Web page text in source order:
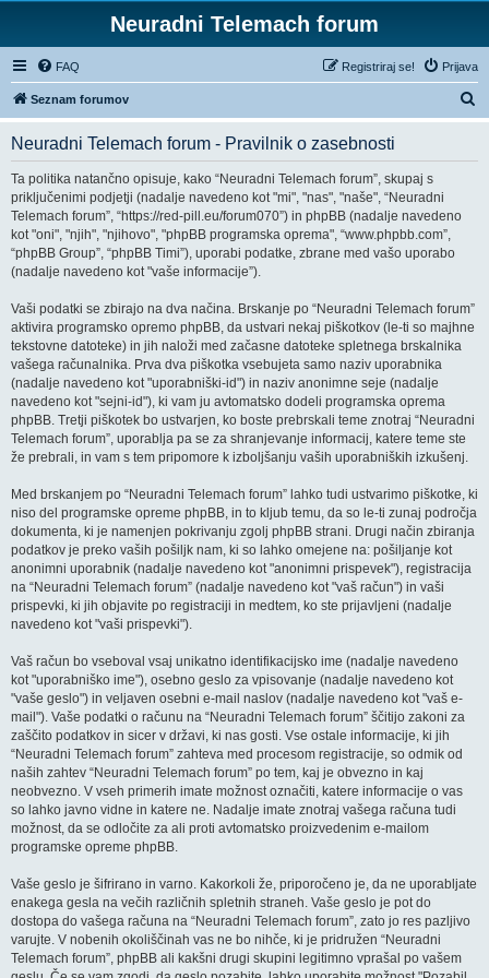
Neuradni Telemach forum
FAQ Prijava
Registriraj se!
Seznam forumov
s
Neuradni Telemach forum - Pravilnik o zasebnosti
Ta politika natančno opisuje, kako “Neuradni Telemach forum”, skupaj s
priključenimi podjetji (nadalje navedeno kot "mi", "nas", "naše", “Neuradni
Telemach forum”, “https://red-pill.eu/forum070”) in phpBB (nadalje navedeno
kot "oni", "njih", "njihovo", "phpBB programska oprema", “www.phpbb.com”,
“phpBB Group”, “phpBB Timi”), uporabi podatke, zbrane med vašo uporabo
(nadalje navedeno kot "vaše informacije”).
Vaši podatki se zbirajo na dva načina. Brskanje po “Neuradni Telemach forum”
aktivira programsko opremo phpBB, da ustvari nekaj piškotkov (le-ti so majhne
tekstovne datoteke) in jih naloži med začasne datoteke spletnega brskalnika
vašega računalnika. Prva dva piškotka vsebujeta samo naziv uporabnika
(nadalje navedeno kot "uporabniški-id") in naziv anonimne seje (nadalje
navedeno kot "sejni-id"), ki vam ju avtomatsko dodeli programska oprema
phpBB. Tretji piškotek bo ustvarjen, ko boste prebrskali teme znotraj “Neuradni
Telemach forum”, uporablja pa se za shranjevanje informacij, katere teme ste
že prebrali, in vam s tem pripomore k izboljšanju vaših uporabniških izkušenj.
Med brskanjem po “Neuradni Telemach forum” lahko tudi ustvarimo piškotke, ki
niso del programske opreme phpBB, in to kljub temu, da so le-ti zunaj področja
dokumenta, ki je namenjen pokrivanju zgolj phpBB strani. Drugi način zbiranja
podatkov je preko vaših pošiljk nam, ki so lahko omejene na: pošiljanje kot
anonimni uporabnik (nadalje navedeno kot "anonimni prispevek"), registracija
na “Neuradni Telemach forum” (nadalje navedeno kot "vaš račun") in vaši
prispevki, ki jih objavite po registraciji in medtem, ko ste prijavljeni (nadalje
navedeno kot "vaši prispevki").
Vaš račun bo vseboval vsaj unikatno identifikacijsko ime (nadalje navedeno
kot "uporabniško ime"), osebno geslo za vpisovanje (nadalje navedeno kot
"vaše geslo") in veljaven osebni e-mail naslov (nadalje navedeno kot "vaš e-
mail"). Vaše podatki o računu na “Neuradni Telemach forum” ščitijo zakoni za
zaščito podatkov in sicer v državi, ki nas gosti. Vse ostale informacije, ki jih
“Neuradni Telemach forum” zahteva med procesom registracije, so odmik od
naših zahtev “Neuradni Telemach forum” po tem, kaj je obvezno in kaj
neobvezno. V vseh primerih imate možnost označiti, katere informacije o vas
so lahko javno vidne in katere ne. Nadalje imate znotraj vašega računa tudi
možnost, da se odločite za ali proti avtomatsko proizvedenim e-mailom
programske opreme phpBB.
Vaše geslo je šifrirano in varno. Kakorkoli že, priporočeno je, da ne uporabljate
enakega gesla na večih različnih spletnih straneh. Vaše geslo je pot do
dostopa do vašega računa na “Neuradni Telemach forum”, zato jo res pazljivo
varujte. V nobenih okoliščinah vas ne bo nihče, ki je pridružen “Neuradni
Telemach forum”, phpBB ali kakšni drugi skupini legitimno vprašal po vašem